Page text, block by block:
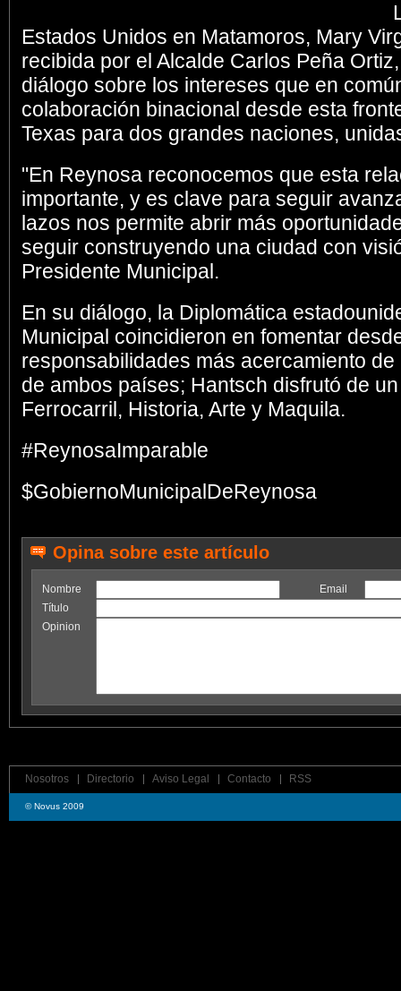
Estados Unidos en Matamoros, Mary
recibida por el Alcalde Carlos Peña
diálogo sobre los intereses que en
colaboración binacional desde esta
Texas para dos grandes naciones,
"En Reynosa reconocemos que esta
importante, y es clave para seguir
lazos nos permite abrir más
seguir construyendo una ciudad con
Presidente Municipal.
En su diálogo, la Diplomática
Municipal coincidieron en fomentar
responsabilidades más acercamiento
de ambos países; Hantsch disfrutó de
Ferrocarril, Historia, Arte y Maquila.
#ReynosaImparable
$GobiernoMunicipalDeReynosa
Opina sobre este artículo
Nombre
Email
Título
Opinion
Nosotros Directorio Aviso Legal Contacto RSS
© Novus 2009